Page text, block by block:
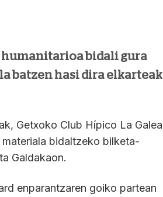
humanitarioa bidali gura
batzen hasi dira elkarteak
Getxoko Club Hípico La Galea
bidaltzeko bilketa-
Galdakaon.
enparantzaren goiko partean